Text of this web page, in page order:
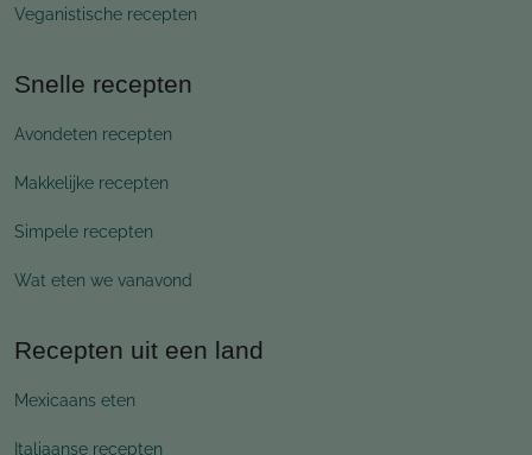
Veganistische recepten
Snelle recepten
Avondeten recepten
Makkelijke recepten
Simpele recepten
Wat eten we vanavond
Recepten uit een land
Mexicaans eten
Italiaanse recepten